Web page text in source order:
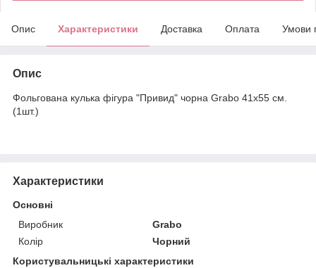
Опис Характеристики Доставка Оплата Умови
Опис
Фольгована кулька фігура "Привид" чорна Grabo 41x55 см.
(1шт.)
Характеристики
Основні
Виробник
Grabo
Колір
Чорний
Користувальницькі характеристики